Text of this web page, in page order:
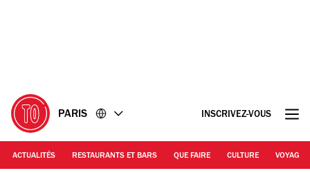
PARIS INSCRIVEZ-VOUS
ACTUALITÉS RESTAURANTS ET BARS QUE FAIRE CULTURE VOYAGE